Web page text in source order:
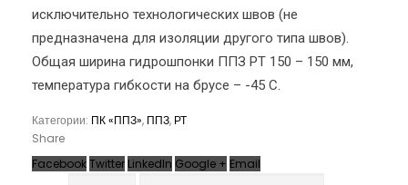
исключительно технологических швов (не
предназначена для изоляции другого типа швов).
Общая ширина гидрошпонки ППЗ PT 150 – 150 мм,
температура гибкости на брусе – -45 С.
Категории: ПК «ППЗ», ППЗ, РТ
Share
FacebookTwitter LinkedIn Google + Email